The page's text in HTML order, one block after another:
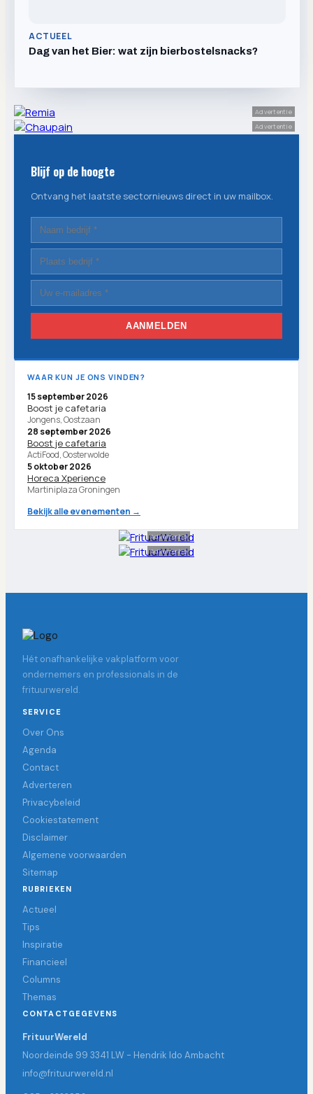
ACTUEEL
Dag van het Bier: wat zijn bierbostelsnacks?
Advertentie
Advertentie
Blijf op de hoogte
Ontvang het laatste sectornieuws direct in uw mailbox.
AANMELDEN
WAAR KUN JE ONS VINDEN?
15 september 2026
Boost je cafetaria
Jongens, Oostzaan
28 september 2026
Boost je cafetaria
ActiFood, Oosterwolde
5 oktober 2026
Horeca Xperience
Martiniplaza Groningen
Bekijk alle evenementen →
Advertentie
Advertentie
Hét onafhankelijke vakplatform voor
ondernemers en professionals in de
frituurwereld.
SERVICE
Over Ons
Agenda
Contact
Adverteren
Privacybeleid
Cookiestatement
Disclaimer
Algemene voorwaarden
Sitemap
RUBRIEKEN
Actueel
Tips
Inspiratie
Financieel
Columns
Themas
CONTACTGEGEVENS
FrituurWereld
Noordeinde 99 3341 LW - Hendrik Ido Ambacht
info@frituurwereld.nl